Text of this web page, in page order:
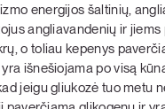
energijos šaltinių,
angliavandenių ir
o toliau kepenys
išnešiojama po visą
jeigu gliukozė tuo metu